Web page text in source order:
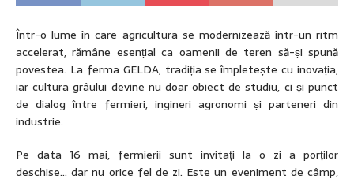
Într-o lume în care agricultura se modernizează într-un ritm
accelerat, rămâne esențial ca oamenii de teren să-și spună
povestea. La ferma GELDA, tradiția se împletește cu inovația,
iar cultura grâului devine nu doar obiect de studiu, ci și punct
de dialog între fermieri, ingineri agronomi și parteneri din
industrie.
Pe data 16 mai, fermierii sunt invitați la o zi a porților
deschise… dar nu orice fel de zi. Este un eveniment de câmp,